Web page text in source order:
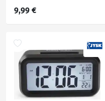
9,99 €